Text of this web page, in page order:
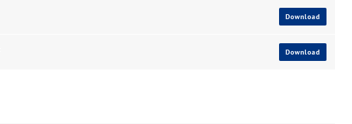
Download
Download